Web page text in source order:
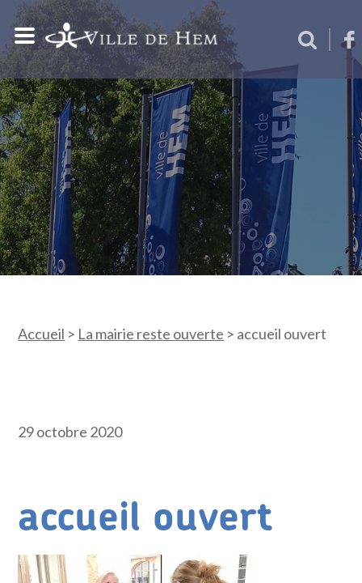
Accueil > La mairie reste ouverte > accueil ouvert
29 octobre 2020
accueil ouvert